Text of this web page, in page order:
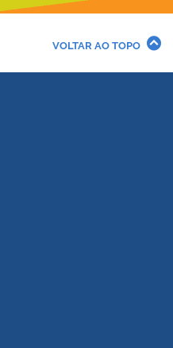
VOLTAR AO TOPO